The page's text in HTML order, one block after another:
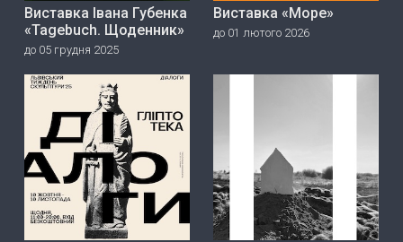
Виставка Івана Губенка
«Tagebuch. Щоденник»
до 05 грудня 2025
Виставка «Море»
до 01 лютого 2026